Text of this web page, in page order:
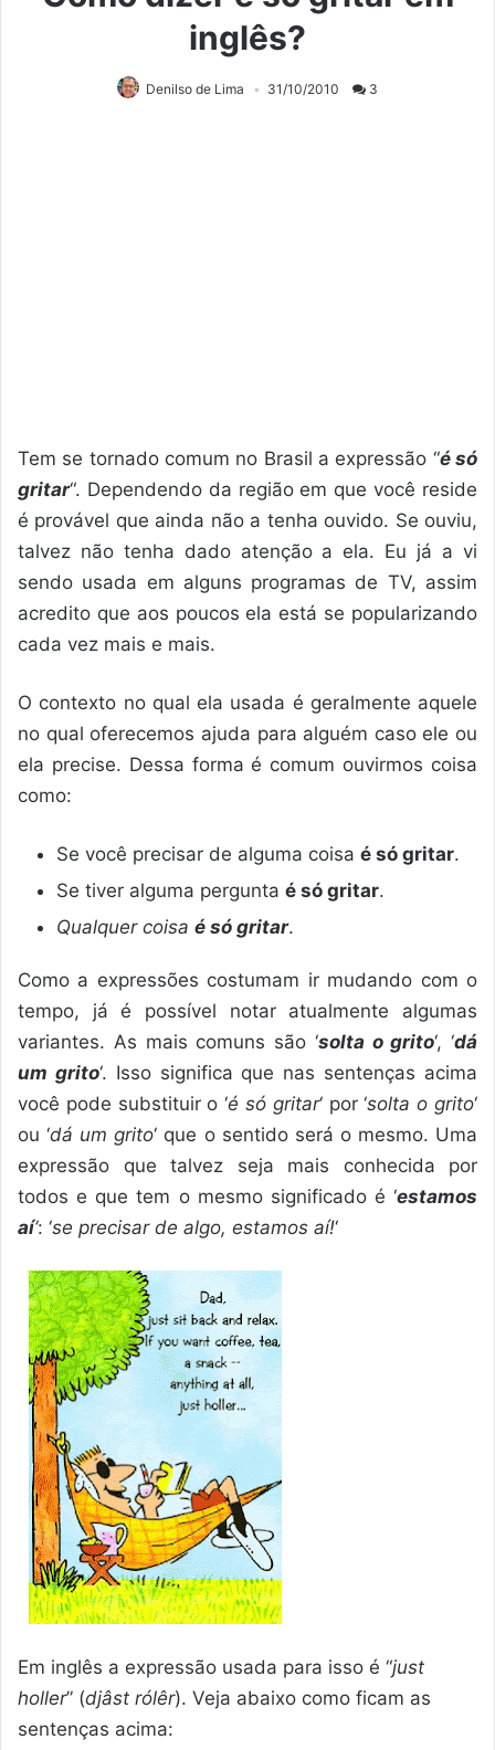
inglês?
Denilso de Lima 31/10/2010 3
Tem se tornado comum no Brasil a expressão “é só
gritar“. Dependendo da região em que você reside
é provável que ainda não a tenha ouvido. Se ouviu,
talvez não tenha dado atenção a ela. Eu já a vi
sendo usada em alguns programas de TV, assim
acredito que aos poucos ela está se popularizando
cada vez mais e mais.
O contexto no qual ela usada é geralmente aquele
no qual oferecemos ajuda para alguém caso ele ou
ela precise. Dessa forma é comum ouvirmos coisa
como:
Se você precisar de alguma coisa é só gritar.
Se tiver alguma pergunta é só gritar.
Qualquer coisa é só gritar.
Como a expressões costumam ir mudando com o
tempo, já é possível notar atualmente algumas
variantes. As mais comuns são ‘solta o grito‘, ‘dá
um grito‘. Isso significa que nas sentenças acima
você pode substituir o ‘é só gritar‘ por ‘solta o grito‘
ou ‘dá um grito‘ que o sentido será o mesmo. Uma
expressão que talvez seja mais conhecida por
todos e que tem o mesmo significado é ‘estamos
aí‘: ‘se precisar de algo, estamos aí!‘
Em inglês a expressão usada para isso é “just
holler” (djâst rólêr). Veja abaixo como ficam as
sentenças acima: